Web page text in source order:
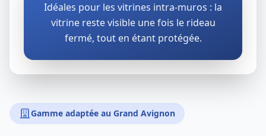
Idéales pour les vitrines intra‑muros : la
vitrine reste visible une fois le rideau
fermé, tout en étant protégée.
Gamme adaptée au Grand Avignon